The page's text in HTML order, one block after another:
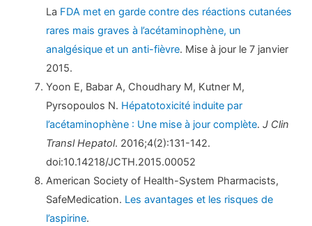
La FDA met en garde contre des réactions cutanées
rares mais graves à l’acétaminophène, un
analgésique et un anti-fièvre. Mise à jour le 7 janvier
2015.
Yoon E, Babar A, Choudhary M, Kutner M,
Pyrsopoulos N. Hépatotoxicité induite par
l’acétaminophène : Une mise à jour complète.J Clin
Transl Hepatol. 2016;4(2):131-142.
doi:10.14218/JCTH.2015.00052
American Society of Health-System Pharmacists,
SafeMedication. Les avantages et les risques de
l’aspirine.